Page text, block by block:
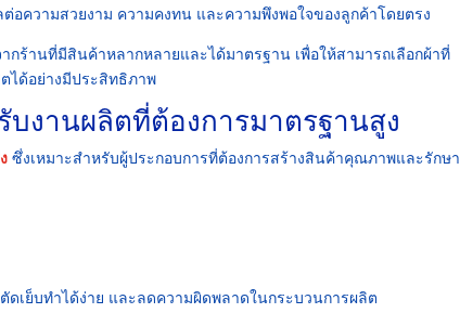
อความสวยงาม ความคงทน และความพึงพอใจของลูกค้าโดยตรง
ร้านที่มีสินค้าหลากหลายและได้มาตรฐาน เพื่อให้สามารถเลือกผ้าที่
ได้อย่างมีประสิทธิภาพ
บงานผลิตที่ต้องการมาตรฐานสูง
ซึ่งเหมาะสำหรับผู้ประกอบการที่ต้องการสร้างสินค้าคุณภาพและรักษา
เย็บทำได้ง่าย และลดความผิดพลาดในกระบวนการผลิต